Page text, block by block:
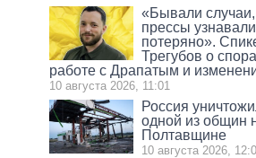
«Бывали
прессы
потеряно».
Трегубов о
работе с Драпатым и
10 августа 2026, 11:01
Россия
одной из общин
Полтавщине
10 августа 2026,